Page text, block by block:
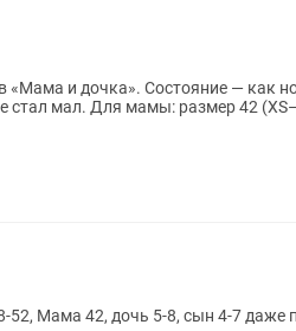
как новое, надевали всего один
стал мал. Для мамы: размер 42
Мама 42, дочь 5-8, сын 4-7 даже